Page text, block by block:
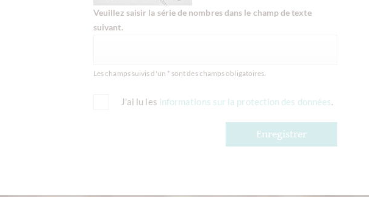
Veuillez saisir la série de nombres dans le champ de texte
suivant.
Les champs suivis d'un * sont des champs obligatoires.
J'ai lu les informations sur la protection des données.
Enregistrer